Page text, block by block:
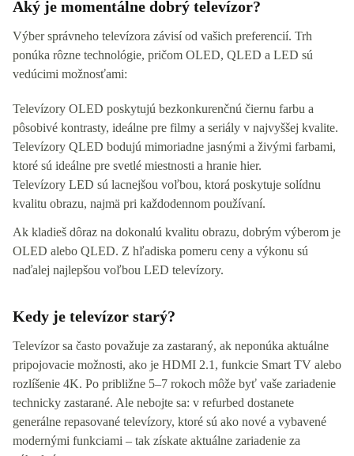
Aký je momentálne dobrý televízor?
Výber správneho televízora závisí od vašich preferencií. Trh
ponúka rôzne technológie, pričom OLED, QLED a LED sú
vedúcimi možnosťami:
Televízory OLED poskytujú bezkonkurenčnú čiernu farbu a
pôsobivé kontrasty, ideálne pre filmy a seriály v najvyššej kvalite.
Televízory QLED bodujú mimoriadne jasnými a živými farbami,
ktoré sú ideálne pre svetlé miestnosti a hranie hier.
Televízory LED sú lacnejšou voľbou, ktorá poskytuje solídnu
kvalitu obrazu, najmä pri každodennom používaní.
Ak kladieš dôraz na dokonalú kvalitu obrazu, dobrým výberom je
OLED alebo QLED. Z hľadiska pomeru ceny a výkonu sú
naďalej najlepšou voľbou LED televízory.
Kedy je televízor starý?
Televízor sa často považuje za zastaraný, ak neponúka aktuálne
pripojovacie možnosti, ako je HDMI 2.1, funkcie Smart TV alebo
rozlíšenie 4K. Po približne 5–7 rokoch môže byť vaše zariadenie
technicky zastarané. Ale nebojte sa: v refurbed dostanete
generálne repasované televízory, ktoré sú ako nové a vybavené
modernými funkciami – tak získate aktuálne zariadenie za